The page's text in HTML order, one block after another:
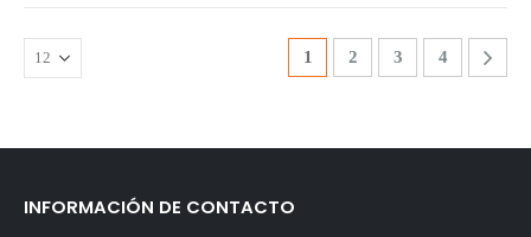
1 2 3 4
INFORMACIÓN DE CONTACTO